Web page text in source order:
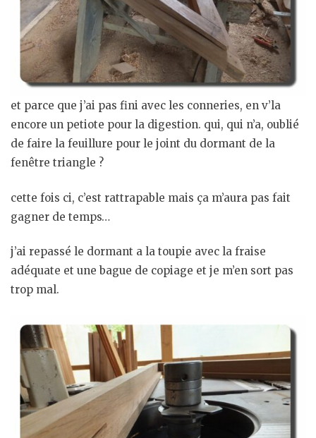
et parce que j’ai pas fini avec les conneries, en v’la
encore un petiote pour la digestion. qui, qui n’a, oublié
de faire la feuillure pour le joint du dormant de la
fenêtre triangle ?
cette fois ci, c’est rattrapable mais ça m’aura pas fait
gagner de temps…
j’ai repassé le dormant a la toupie avec la fraise
adéquate et une bague de copiage et je m’en sort pas
trop mal.